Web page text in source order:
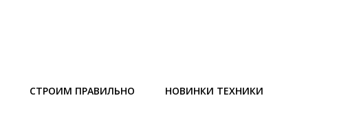
СТРОИМ ПРАВИЛЬНО НОВИНКИ ТЕХНИКИ